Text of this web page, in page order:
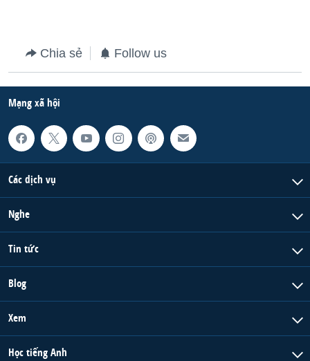
Chia sẻ Follow us
Mạng xã hội
Các dịch vụ
Nghe
Tin tức
Blog
Xem
Học tiếng Anh